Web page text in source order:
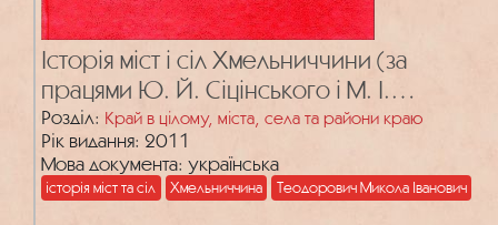
Історія міст і сіл Хмельниччини (за
працями Ю. Й. Сіцінського і М. І.
Теодоровича)
Розділ: Край в цілому, міста, села та райони краю
Рік видання: 2011
Мова документа: українська
історія міст та сіл Хмельниччина Теодорович Микола Іванович